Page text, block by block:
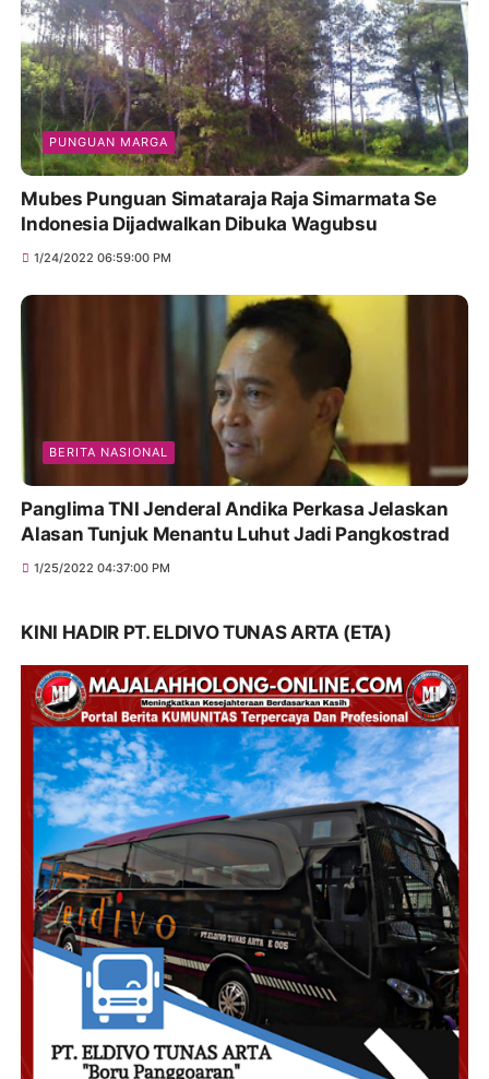
PUNGUAN MARGA
Mubes Punguan Simataraja Raja Simarmata Se
Indonesia Dijadwalkan Dibuka Wagubsu
1/24/2022 06:59:00 PM
BERITA NASIONAL
Panglima TNI Jenderal Andika Perkasa Jelaskan
Alasan Tunjuk Menantu Luhut Jadi Pangkostrad
1/25/2022 04:37:00 PM
KINI HADIR PT. ELDIVO TUNAS ARTA (ETA)